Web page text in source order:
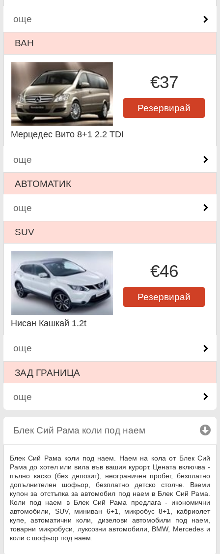
още
ВАН
€37
Резервирай
Мерцедес Вито 8+1 2.2 TDI
още
АВТОМАТИК
още
SUV
€46
Резервирай
Нисан Кашкай 1.2t
още
ЗАД ГРАНИЦА
още
Блек Сий Рама коли под наем click to collapse
Блек Сий Рама коли под наем. Наем на кола от Блек Сий
Рама до хотел или вила във вашия курорт. Цената включва -
пълно каско (без депозит), неограничен пробег, безплатно
допълнителен шофьор, безплатно детско столче. Вземи
купон за отстъпка за автомобил под наем в Блек Сий Рама.
Коли под наем в Блек Сий Рама предлага - икономични
автомобили, SUV, миниван 6+1, микробус 8+1, кабриолет
купе, автоматични коли, дизелови автомобили под наем,
товарни микробуси, луксозни автомобили, BMW, Mercedes и
коли с шофьор под наем.